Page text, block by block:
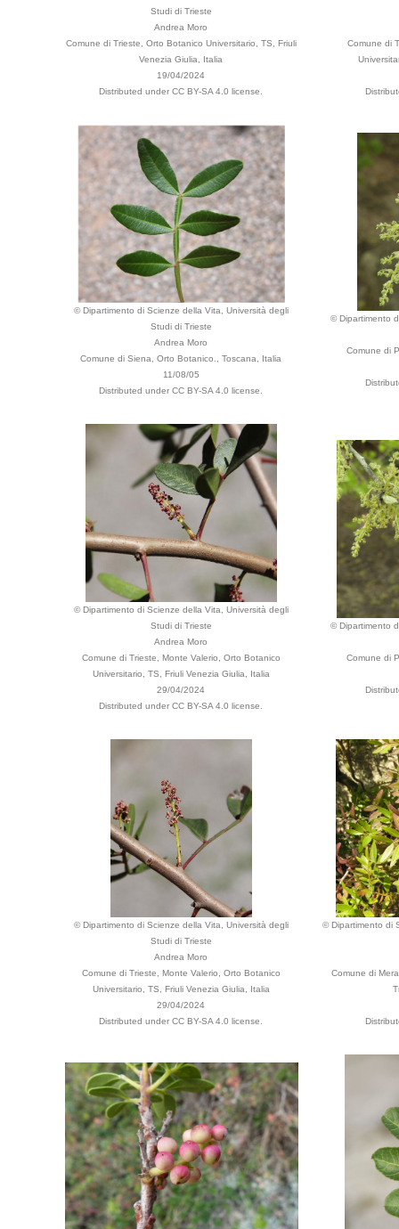
Studi di Trieste
Andrea Moro
Comune di Trieste, Orto Botanico Universitario, TS, Friuli
Venezia Giulia, Italia
19/04/2024
Distributed under CC BY-SA 4.0 license.
Comune di
© Dipartimento di Scienze della Vita, Università degli
Studi di Trieste
Andrea Moro
Comune di Siena, Orto Botanico., Toscana, Italia
11/08/05
Distributed under CC BY-SA 4.0 license.
© Dipartimento
Comune di
© Dipartimento di Scienze della Vita, Università degli
Studi di Trieste
Andrea Moro
Comune di Trieste, Monte Valerio, Orto Botanico
Universitario, TS, Friuli Venezia Giulia, Italia
29/04/2024
Distributed under CC BY-SA 4.0 license.
© Dipartimento
Comune di
© Dipartimento di Scienze della Vita, Università degli
Studi di Trieste
Andrea Moro
Comune di Trieste, Monte Valerio, Orto Botanico
Universitario, TS, Friuli Venezia Giulia, Italia
29/04/2024
Distributed under CC BY-SA 4.0 license.
© Dipartimento di
Comune di